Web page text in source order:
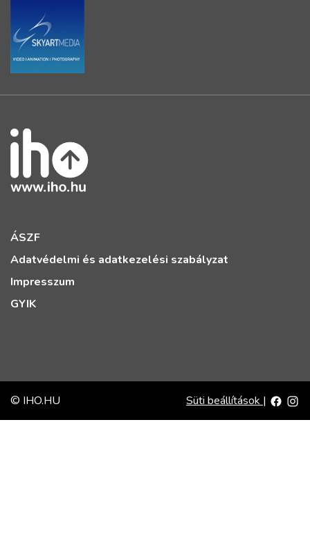
ÁSZF
Adatvédelmi és adatkezelési szabályzat
Impresszum
GYIK
© IHO.HU Süti beállítások |